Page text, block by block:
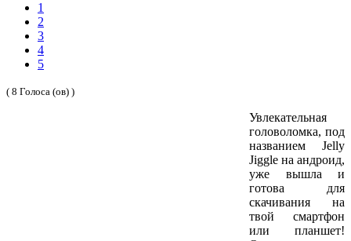
1
2
3
4
5
( 8 Голоса (ов) )
Увлекательная
головоломка, под
названием Jelly
Jiggle на андроид,
уже вышла и
готова для
скачивания на
твой смартфон
или планшет!